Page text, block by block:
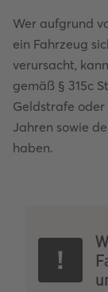
Wer aufgrund
ein Fahrzeug
verursacht,
gemäß § 315c
Geldstrafe
Jahren sowie
haben.